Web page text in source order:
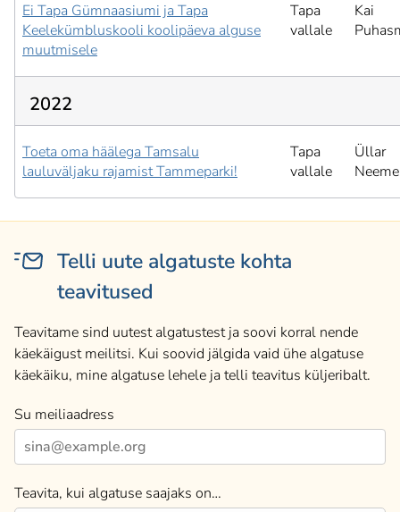
Ei Tapa Gümnaasiumi ja Tapa
Keelekümbluskooli koolipäeva alguse
muutmisele
Tapa
vallale
Kai
2022
Toeta oma häälega Tamsalu
lauluväljaku rajamist Tammeparki!
Tapa
vallale
Üllar
Neeme
Telli uute algatuste kohta
teavitused
Teavitame sind uutest algatustest ja soovi korral nende
käekäigust meilitsi. Kui soovid jälgida vaid ühe algatuse
käekäiku, mine algatuse lehele ja telli teavitus küljeribalt.
Su meiliaadress
Teavita, kui algatuse saajaks on…